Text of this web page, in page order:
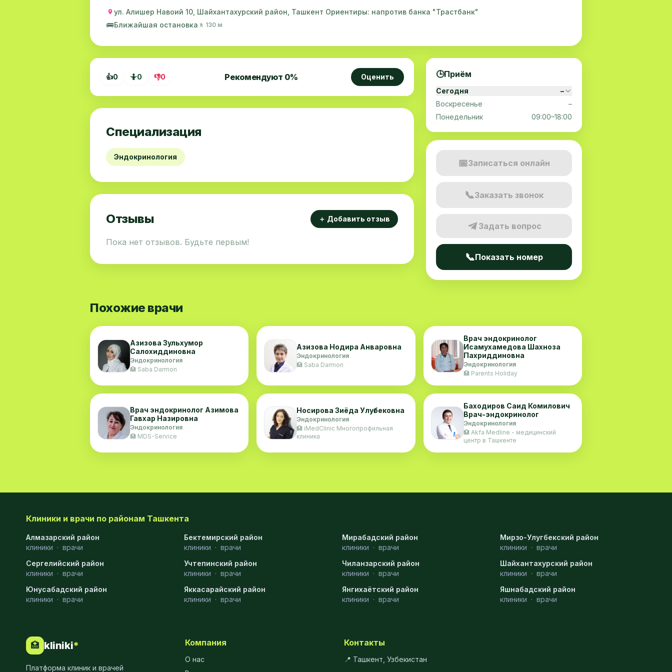
ул. Алишер Навоий 10, Шайхантахурский район, Ташкент Ориентиры: напротив банка "Трастбанк"
🚌Ближайшая остановка 🚶 130 м
👍0 🤷0 👎0 Рекомендуют 0% Оценить
Специализация
Эндокринология
Отзывы ＋ Добавить отзыв
Пока нет отзывов. Будьте первым!
🕒Приём
Сегодня
–
Воскресенье
–
Понедельник
09:00–18:00
📅Записаться онлайн
📞Заказать звонок
Задать вопрос
📞Показать номер
Похожие врачи
Азизова Зульхумор
Салохиддиновна
Эндокринология
🏥 Saba Darmon
Азизова Нодира Анваровна
Эндокринология
🏥 Saba Darmon
Врач эндокринолог
Исамухамедова Шахноза
Пахриддиновна
Эндокринология
🏥 Parents Holiday
Врач эндокринолог Азимова
Гавхар Назировна
Эндокринология
🏥 MDS-Service
Носирова Зиёда Улуғбековна
Эндокринология
🏥 iMedClinic Многопрофильная
клиника
Баходиров Саид Комилович
Врач-эндокринолог
Эндокринология
🏥 Akfa Medline - медицинский
центр в Ташкенте
Клиники и врачи по районам Ташкента
Алмазарский район
клиники · врачи
Бектемирский район
клиники · врачи
Мирабадский район
клиники · врачи
Мирзо-Улугбекский район
клиники · врачи
Сергелийский район
клиники · врачи
Учтепинский район
клиники · врачи
Чиланзарский район
клиники · врачи
Шайхантахурский район
клиники · врачи
Юнусабадский район
клиники · врачи
Яккасарайский район
клиники · врачи
Янгихаётский район
клиники · врачи
Яшнабадский район
клиники · врачи
🏥 kliniki*
Платформа клиник и врачей
Компания
О нас
Контакты
📍 Ташкент, Узбекистан